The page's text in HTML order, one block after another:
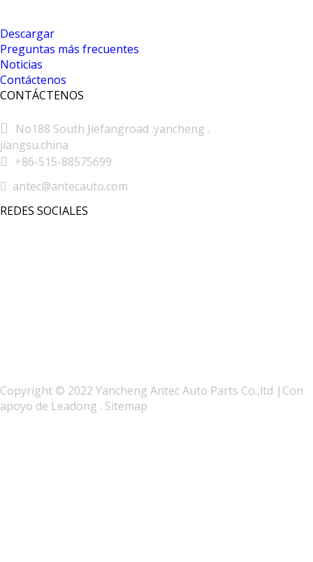
Descargar
Preguntas más frecuentes
Noticias
Contáctenos
CONTÁCTENOS

No188 South Jiefangroad .yancheng .
jiangsu.china
 +86-515-88575699
 antec@antecauto.com
REDES SOCIALES
Copyright © 2022 Yancheng Antec Auto Parts Co.,ltd |Con
apoyo de Leadong . Sitemap